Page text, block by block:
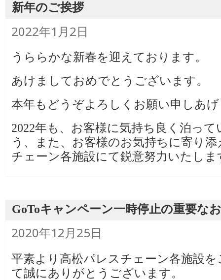
新年のご挨拶
投
日:
2022年1月2日
うららかな新春を迎えております。
あけましておめでとうございます。
本年もどうぞよろしくお願い申しあ
2022年も、お客様に気持ち良く泊っ
う、また、お客様のお気持ちに寄り
チェーン各施設にて鋭意努力いたしま
GoToキャンペーン一時停止の重要な
投
日:
2020年12月25日
平素より高松パレスチェーン各施設
て誠にありがとうございます。